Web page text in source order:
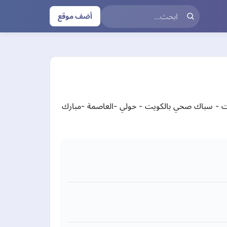
أضف موقع
سباك صحي بالكويت - حولي -العاصمة -مبارك